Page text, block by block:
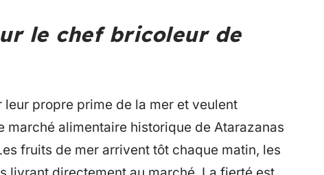
le chef bricoleur de
propre prime de la mer et veulent
marché alimentaire historique de Atarazanas
fruits de mer arrivent tôt chaque matin, les